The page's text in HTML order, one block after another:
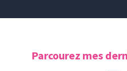
Parcourez mes